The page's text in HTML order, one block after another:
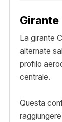
Girante
La girante
alternate
profilo
centrale.
Questa